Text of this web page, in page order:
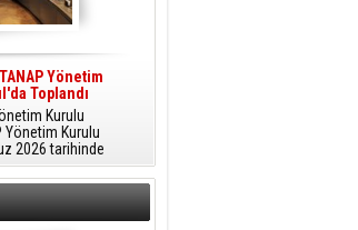
Yönetim
Toplandı
Kurulu
Yönetim Kurulu
2026 tarihinde
hidrojen teknolojileri alanında yenilikçi
projelere öncülük ediyor.